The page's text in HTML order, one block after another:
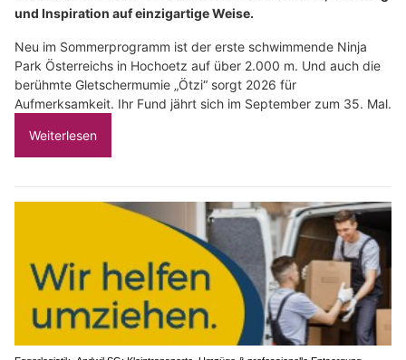
und Inspiration auf einzigartige Weise.
Neu im Sommerprogramm ist der erste schwimmende Ninja
Park Österreichs in Hochoetz auf über 2.000 m. Und auch die
berühmte Gletschermumie „Ötzi“ sorgt 2026 für
Aufmerksamkeit. Ihr Fund jährt sich im September zum 35. Mal.
Weiterlesen